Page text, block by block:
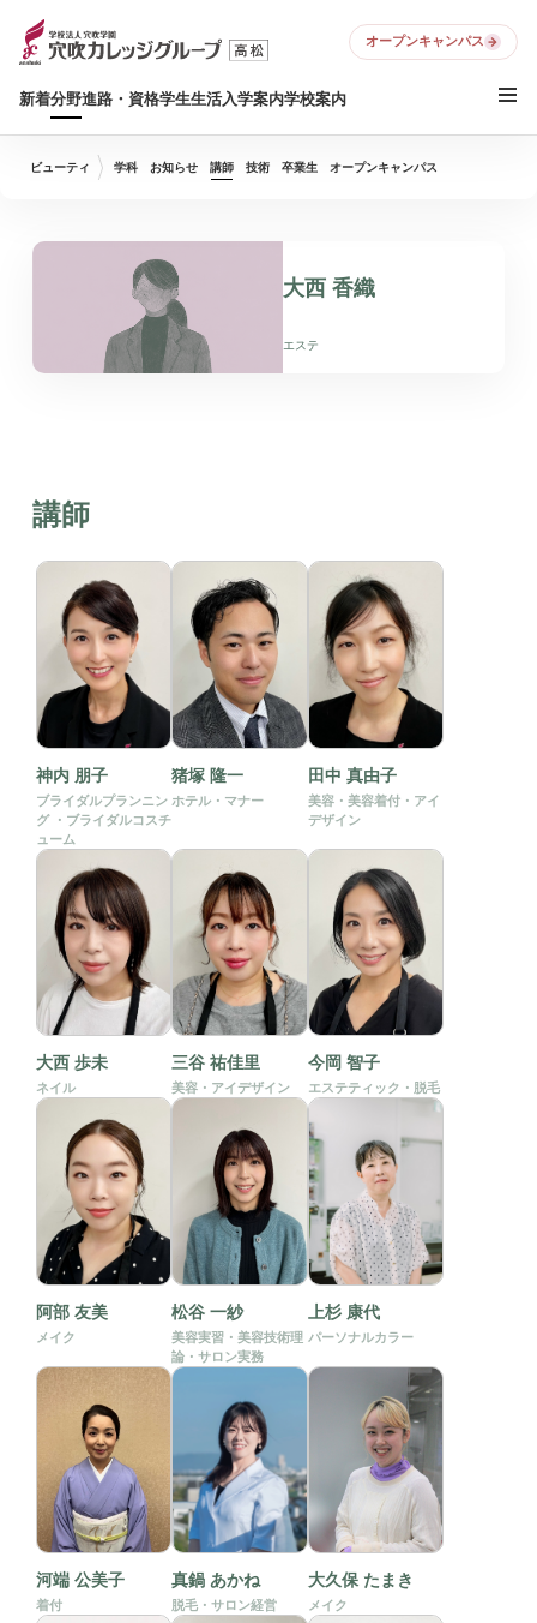
新着分野進路・資格学生生活入学案内学校案内
オープンキャンパス
ビューティ 学科 お知らせ 講師 技術 卒業生 オープンキャンパス
大西 香織
エステ
講師
神内 朋子
ブライダルプランニン
グ ・ブライダルコスチ
ューム
猪塚 隆一
ホテル・マナー
田中 真由子
美容・美容着付・アイ
デザイン
大西 歩未
ネイル
三谷 祐佳里
美容・アイデザイン
今岡 智子
エステティック・脱毛
阿部 友美
メイク
松谷 一紗
美容実習・美容技術理
論・サロン実務
上杉 康代
パーソナルカラー
河端 公美子
着付
真鍋 あかね
脱毛・サロン経営
大久保 たまき
メイク